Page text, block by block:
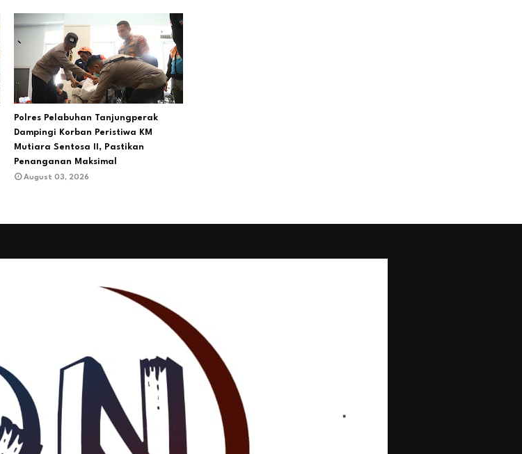
Polres Pelabuhan Tanjungperak
Dampingi Korban Peristiwa KM
Mutiara Sentosa II, Pastikan
Penanganan Maksimal
August 03, 2026